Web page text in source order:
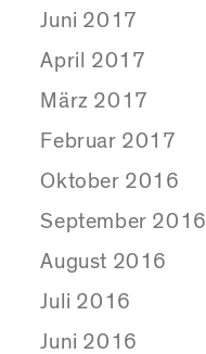
Juni 2017
April 2017
März 2017
Februar 2017
Oktober 2016
September 2016
August 2016
Juli 2016
Juni 2016